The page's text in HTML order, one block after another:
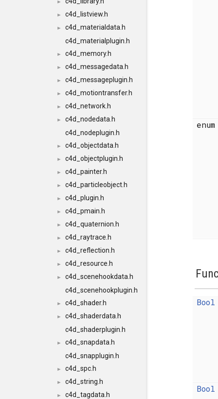
►
► c4d_listview.h
►
c4d_materialdata.h
c4d_materialplugin.h
► c4d_memory.h
► c4d_messagedata.h
► c4d_messageplugin.h
► c4d_motiontransfer.h
► c4d_network.h
►
c4d_nodedata.h
c4d_nodeplugin.h
► c4d_objectdata.h
► c4d_objectplugin.h
► c4d_painter.h
► c4d_particleobject.h
► c4d_plugin.h
► c4d_pmain.h
► c4d_quaternion.h
► c4d_raytrace.h
► c4d_reflection.h
► c4d_resource.h
►
c4d_scenehookdata.h
c4d_scenehookplugin.h
► c4d_shader.h
►
c4d_shaderdata.h
c4d_shaderplugin.h
►
c4d_snapdata.h
c4d_snapplugin.h
► c4d_spc.h
► c4d_string.h
► c4d_tagdata.h
Bool
Bool